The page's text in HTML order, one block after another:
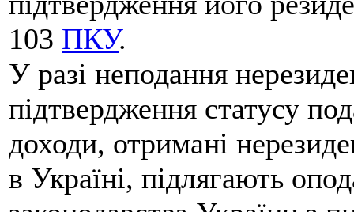
103 ПКУ.
У разі неподання
підтвердження статусу
доходи, отримані
в Україні, підлягають